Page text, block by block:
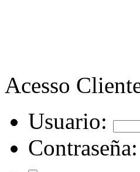
Acesso
Usuario:
Contraseña: